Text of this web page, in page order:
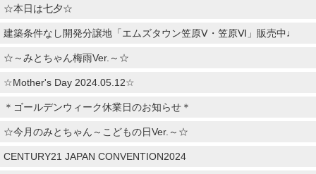
☆本日は七夕☆
建築条件なし開発分譲地「エムズタウン笠原Ⅴ・笠原Ⅵ」販売中♩
☆～みとちゃん梅雨Ver.～☆
☆Mother's Day 2024.05.12☆
＊ゴールデンウィーク休業日のお知らせ＊
☆今月のみとちゃん～こどもの日Ver.～☆
CENTURY21 JAPAN CONVENTION2024